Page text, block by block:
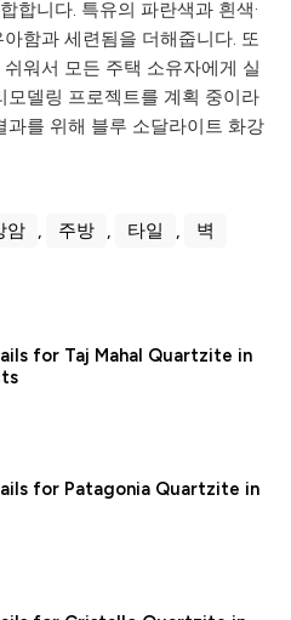
합니다. 특유의 파란색과 흰색·
함과 세련됨을 더해줍니다. 또
워서 모든 주택 소유자에게 실
모델링 프로젝트를 계획 중이라
과를 위해 블루 소달라이트 화강
암 , 주방 , 타일 , 벽
for Taj Mahal Quartzite in
for Patagonia Quartzite in